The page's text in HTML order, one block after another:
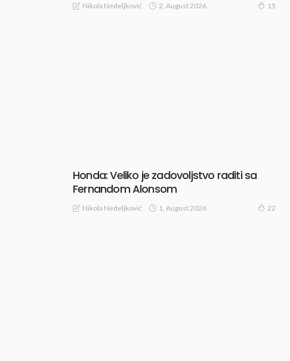
Nikola Nedeljković 2, August 2026 15
Honda: Veliko je zadovoljstvo raditi sa
Fernandom Alonsom
Nikola Nedeljković 1, August 2026 22